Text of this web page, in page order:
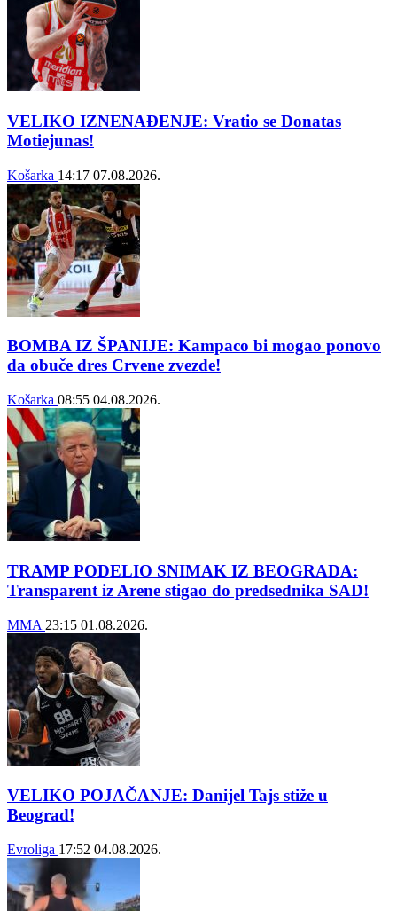
VELIKO IZNENAĐENJE: Vratio se Donatas
Motiejunas!
Košarka 14:17 07.08.2026.
BOMBA IZ ŠPANIJE: Kampaco bi mogao ponovo
da obuče dres Crvene zvezde!
Košarka 08:55 04.08.2026.
TRAMP PODELIO SNIMAK IZ BEOGRADA:
Transparent iz Arene stigao do predsednika SAD!
MMA 23:15 01.08.2026.
VELIKO POJAČANJE: Danijel Tajs stiže u
Beograd!
Evroliga 17:52 04.08.2026.